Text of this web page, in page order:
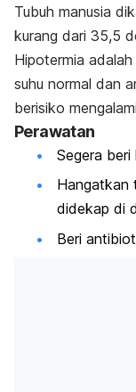
Tubuh manusia
kurang dari 35,5
Hipotermia
suhu normal dan
berisiko
Perawatan
Segera
Hangatkan
didekap di
Beri